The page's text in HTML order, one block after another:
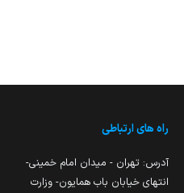
راه های ارتباطی
آدرس: تهران - میدان امام خمینی-
انتهای خیابان باب همایون- وزارت